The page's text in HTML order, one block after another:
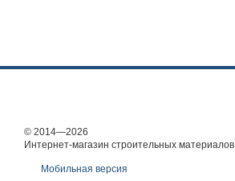
© 2014—2026
Интернет-магазин строительных материалов
Мобильная версия